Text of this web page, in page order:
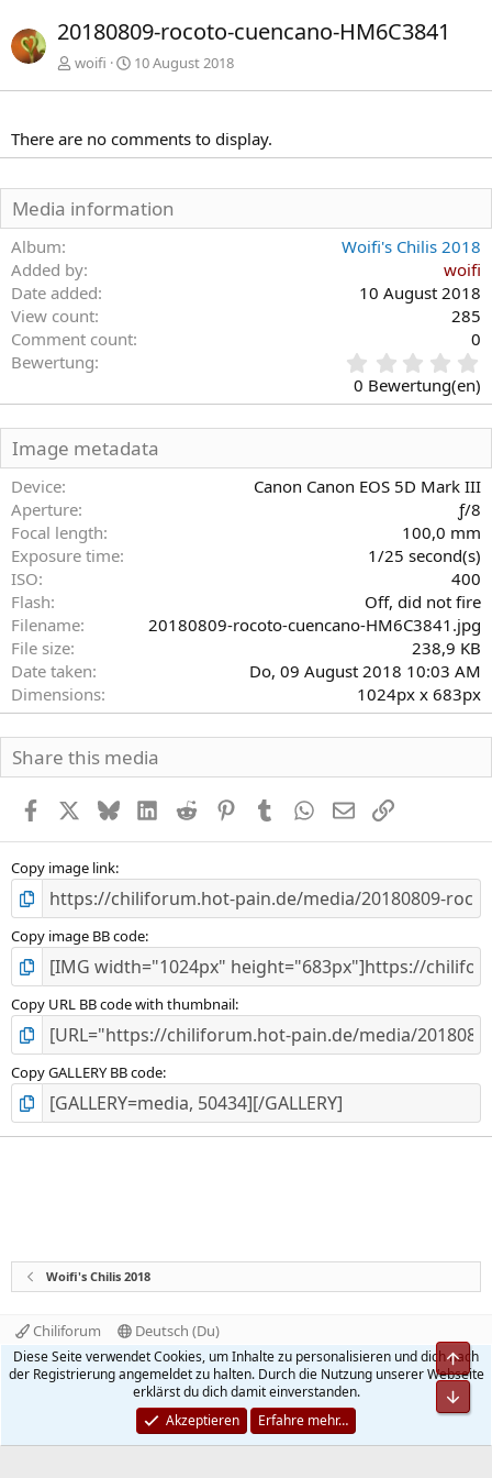
h
e
e
h
20180809-rocoto-cuencano-HM6C3841
woifi 10 August 2018
There are no comments to display.
Media information
Album
Woifi's Chilis 2018
Added by
woifi
Date added
10 August 2018
View count
285
Comment count
0
Bewertung
0
0
t
e
r
0 Bewertung(en)
Image metadata
Device
Canon Canon EOS 5D Mark III
Aperture
ƒ/8
Focal length
100,0 mm
Exposure time
1/25 second(s)
ISO
400
Flash
Off, did not fire
Filename
20180809-rocoto-cuencano-HM6C3841.jpg
File size
238,9 KB
Date taken
Do, 09 August 2018 10:03 AM
Dimensions
1024px x 683px
Share this media
Facebook BlueskyLinkedInReddit PinterestTumblr WhatsApp
E-MailLink
Copy image link
Copy image BB code
Copy URL BB code with thumbnail
Copy GALLERY BB code
Woifi's Chilis 2018
Chiliforum
Deutsch (Du)
Kontakt
Nutzungsbedingungen
Datenschutz
Hilfe und Impressum
Start
R
S
Community platform by XenForo® © 2010-2026 XenForo Ltd.
Quality Add-Ons made withbyWMTech.
Diese Seite verwendet Cookies, um Inhalte zu personalisieren und dich nach
der Registrierung angemeldet zu halten. Durch die Nutzung unserer Webseite
erklärst du dich damit einverstanden.
Akzeptieren
Erfahre mehr…